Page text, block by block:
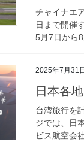
チャイナエ
日まで開催
5月7日から
2025年7月31
日本各
台湾旅行を
ジでは、日
ビス航空会